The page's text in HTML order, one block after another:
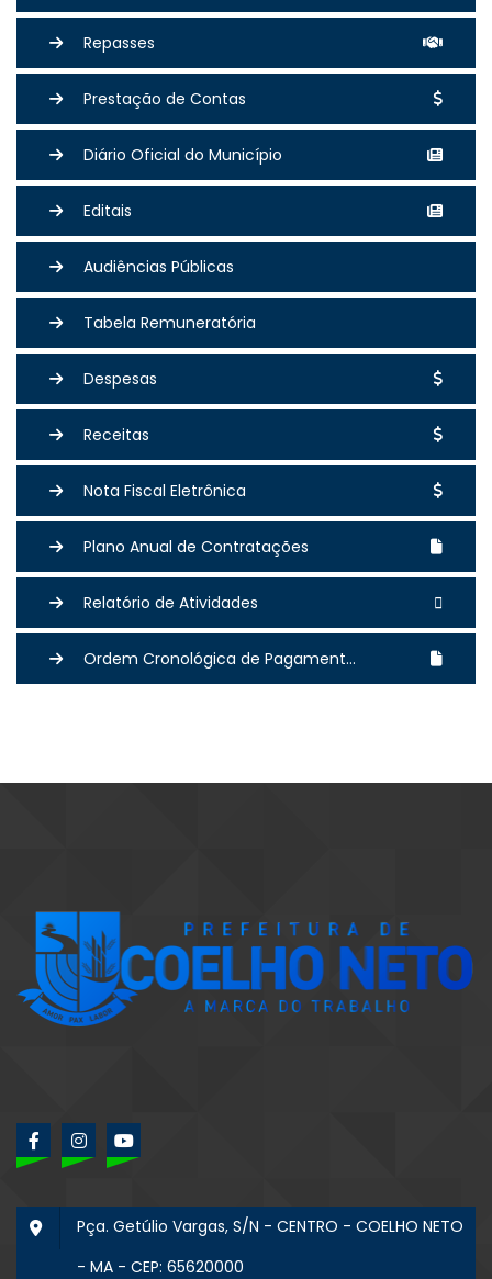
Repasses
Prestação de Contas
Diário Oficial do Município
Editais
Audiências Públicas
Tabela Remuneratória
Despesas
Receitas
Nota Fiscal Eletrônica
Plano Anual de Contratações
Relatório de Atividades
Ordem Cronológica de Pagament...
Pça. Getúlio Vargas, S/N - CENTRO - COELHO NETO
- MA - CEP: 65620000